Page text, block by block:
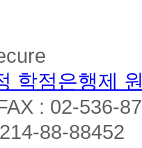
학점은행제
: 02-536-
88-88452